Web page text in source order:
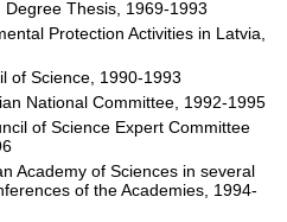
Degree Thesis, 1969-1993
Protection Activities in Latvia,
of Science, 1990-1993
National Committee, 1992-1995
of Science Expert Committee
Academy of Sciences in several
of the Academies, 1994-